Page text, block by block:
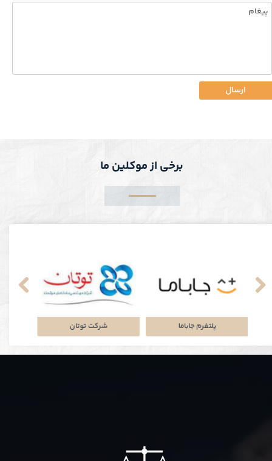
ارسال
شرکت توتان پلتفرم جاباما
برخی از موکلین ما